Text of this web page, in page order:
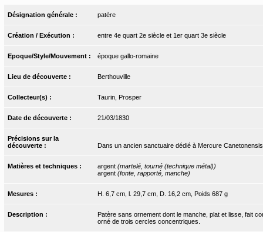
Désignation générale : patère
Création / Exécution : entre 4e quart 2e siècle et 1er quart 3e siècle
Epoque/Style/Mouvement : époque gallo-romaine
Lieu de découverte : Berthouville
Collecteur(s) : Taurin, Prosper
Date de découverte : 21/03/1830
Précisions sur la
découverte :
Dans un ancien sanctuaire dédié à Mercure
Matières et techniques : argent (martelé, tourné (technique métal))
argent (fonte, rapporté, manche)
Mesures : H. 6,7 cm, l. 29,7 cm, D. 16,2 cm, Poids 687 g
Description :
Patère sans ornement dont le manche, plat et lisse, fait
orné de trois cercles concentriques.